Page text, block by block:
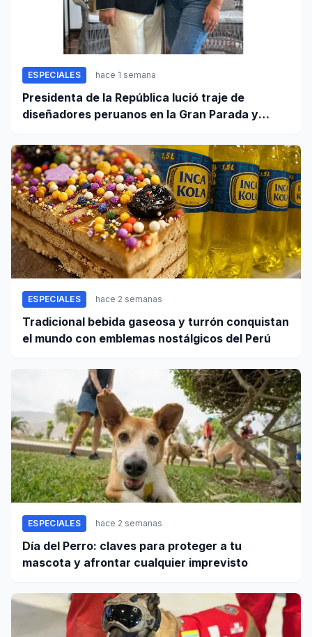
ESPECIALES hace 1 semana
Presidenta de la República lució traje de
diseñadores peruanos en la Gran Parada y
ESPECIALES hace 2 semanas
Tradicional bebida gaseosa y turrón conquistan
el mundo con emblemas nostálgicos del Perú
ESPECIALES hace 2 semanas
Día del Perro: claves para proteger a tu
mascota y afrontar cualquier imprevisto